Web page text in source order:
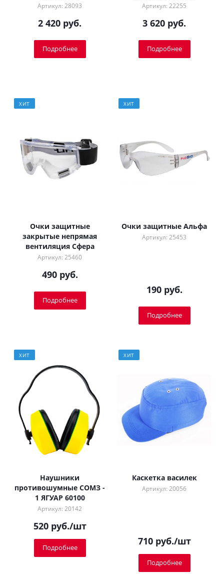
Артикул: 28093
2 420 руб.
Подробнее
Артикул: 22255
3 620 руб.
Подробнее
ХИТ
Очки защитные
закрытые непрямая
вентиляция Сфера
Артикул: 25460
490 руб.
Подробнее
ХИТ
Очки защитные Альфа
Артикул: 25453
190 руб.
Подробнее
ХИТ
Наушники
противошумные СОМЗ -
1 ЯГУАР 60100
Артикул: 20142
520руб./шт
Подробнее
ХИТ
Каскетка василек
Артикул: 20056
710руб./шт
Подробнее